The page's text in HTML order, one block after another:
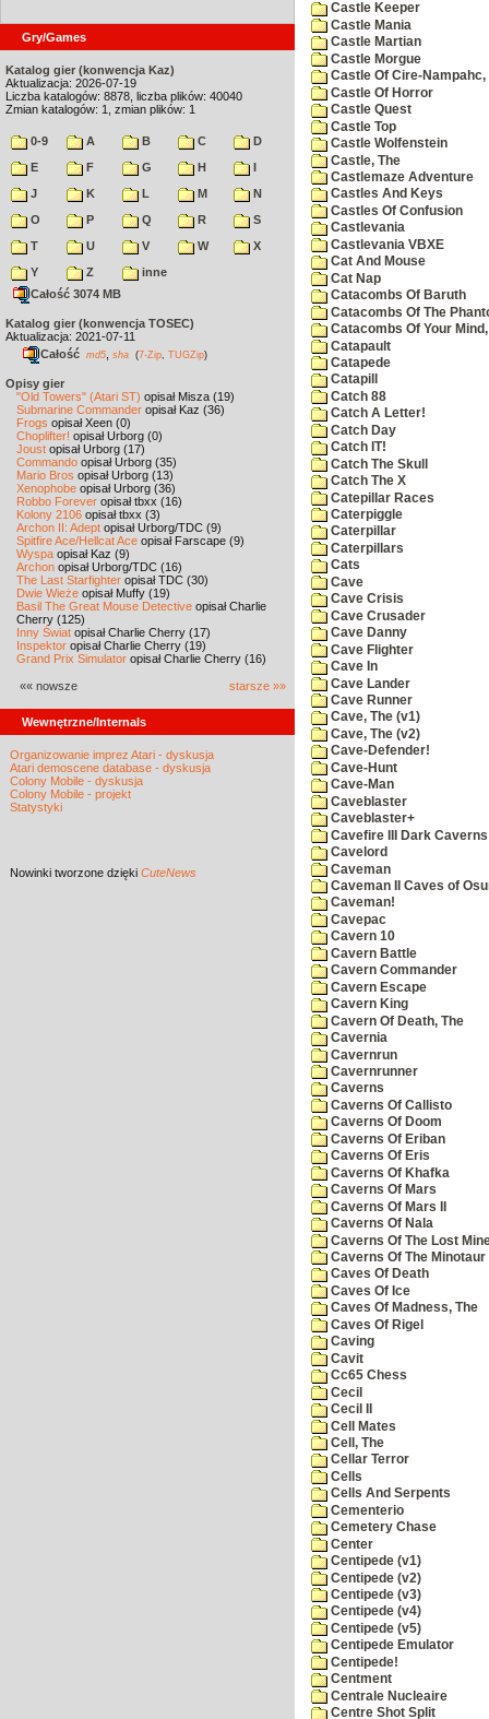
Gry/Games
Katalog gier (konwencja Kaz)
Aktualizacja: 2026-07-19
Liczba katalogów: 8878, liczba plików: 40040
Zmian katalogów: 1, zmian plików: 1
0-9 A B C
D
E
F G H
I
J
K L M
N
O
P Q R
S
T
U V W
X
Y
Z
inne
Całość 3074 MB
Katalog gier (konwencja TOSEC)
Aktualizacja: 2021-07-11
Całość md5 sha (7-Zip TUGZip)
Opisy gier
"Old Towers" (Atari ST) opisał Misza (19)
Submarine Commander opisał Kaz (36)
Frogs opisał Xeen (0)
Choplifter! opisał Urborg (0)
Joust opisał Urborg (17)
Commando opisał Urborg (35)
Mario Bros opisał Urborg (13)
Xenophobe opisał Urborg (36)
Robbo Forever opisał tbxx (16)
Kolony 2106 opisał tbxx (3)
Archon II: Adept opisał Urborg/TDC (9)
Spitfire Ace/Hellcat Ace opisał Farscape (9)
Wyspa opisał Kaz (9)
Archon opisał Urborg/TDC (16)
The Last Starfighter opisał TDC (30)
Dwie Wieże opisał Muffy (19)
Basil The Great Mouse Detective opisał Charlie
Cherry (125)
Inny Świat opisał Charlie Cherry (17)
Inspektor opisał Charlie Cherry (19)
Grand Prix Simulator opisał Charlie Cherry (16)
«« nowsze starsze »»
Wewnętrzne/Internals
Organizowanie imprez Atari - dyskusja
Atari demoscene database - dyskusja
Colony Mobile - dyskusja
Colony Mobile - projekt
Statystyki
Nowinki tworzone dzięki CuteNews
Castle Keeper
Castle Mania
Castle Martian
Castle Morgue
Castle Of Cire-Nampahc,
Castle Of Horror
Castle Quest
Castle Top
Castle Wolfenstein
Castle, The
Castlemaze Adventure
Castles And Keys
Castles Of Confusion
Castlevania
Castlevania VBXE
Cat And Mouse
Cat Nap
Catacombs Of Baruth
Catacombs Of The
Catacombs Of Your
Catapault
Catapede
Catapill
Catch 88
Catch A Letter!
Catch Day
Catch IT!
Catch The Skull
Catch The X
Catepillar Races
Caterpiggle
Caterpillar
Caterpillars
Cats
Cave
Cave Crisis
Cave Crusader
Cave Danny
Cave Flighter
Cave In
Cave Lander
Cave Runner
Cave, The (v1)
Cave, The (v2)
Cave-Defender!
Cave-Hunt
Cave-Man
Caveblaster
Caveblaster+
Cavefire III Dark Caverns
Cavelord
Caveman
Caveman II Caves of
Caveman!
Cavepac
Cavern 10
Cavern Battle
Cavern Commander
Cavern Escape
Cavern King
Cavern Of Death, The
Cavernia
Cavernrun
Cavernrunner
Caverns
Caverns Of Callisto
Caverns Of Doom
Caverns Of Eriban
Caverns Of Eris
Caverns Of Khafka
Caverns Of Mars
Caverns Of Mars II
Caverns Of Nala
Caverns Of The Lost
Caverns Of The Minotaur
Caves Of Death
Caves Of Ice
Caves Of Madness, The
Caves Of Rigel
Caving
Cavit
Cc65 Chess
Cecil
Cecil II
Cell Mates
Cell, The
Cellar Terror
Cells
Cells And Serpents
Cementerio
Cemetery Chase
Center
Centipede (v1)
Centipede (v2)
Centipede (v3)
Centipede (v4)
Centipede (v5)
Centipede Emulator
Centipede!
Centment
Centrale Nucleaire
Centre Shot Split